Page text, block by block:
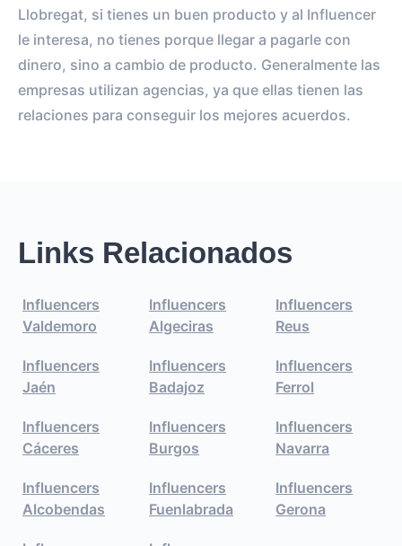
Llobregat, si tienes un buen producto y al Influencer
le interesa, no tienes porque llegar a pagarle con
dinero, sino a cambio de producto. Generalmente las
empresas utilizan agencias, ya que ellas tienen las
relaciones para conseguir los mejores acuerdos.
Links Relacionados
Influencers
Valdemoro
Influencers
Algeciras
Influencers
Reus
Influencers
Jaén
Influencers
Badajoz
Influencers
Ferrol
Influencers
Cáceres
Influencers
Burgos
Influencers
Navarra
Influencers
Alcobendas
Influencers
Fuenlabrada
Influencers
Gerona